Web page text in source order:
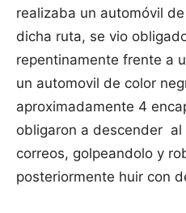
realizaba un automóvil
dicha ruta, se vio
repentinamente frente a
un automovil de color
aproximadamente 4
obligaron a descender
correos, golpeandolo y
posteriormente huir con